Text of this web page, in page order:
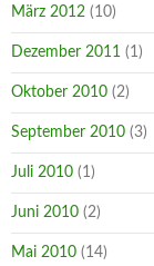
März 2012 (10)
Dezember 2011 (1)
Oktober 2010 (2)
September 2010 (3)
Juli 2010 (1)
Juni 2010 (2)
Mai 2010 (14)